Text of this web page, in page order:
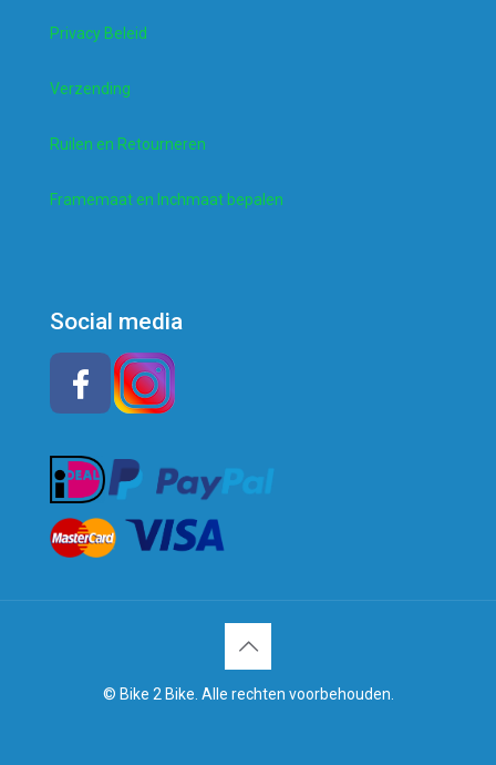
Privacy Beleid
Verzending
Ruilen en Retourneren
Framemaat en Inchmaat bepalen
Social media
© Bike 2 Bike. Alle rechten voorbehouden.